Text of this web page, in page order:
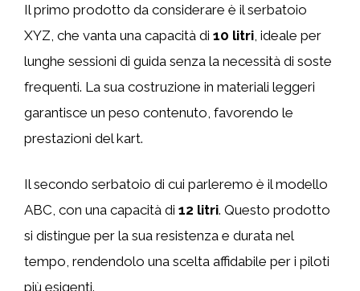
Il primo prodotto da considerare è il serbatoio
XYZ, che vanta una capacità di 10 litri , ideale per
lunghe sessioni di guida senza la necessità di soste
frequenti. La sua costruzione in materiali leggeri
garantisce un peso contenuto, favorendo le
prestazioni del kart.
Il secondo serbatoio di cui parleremo è il modello
ABC, con una capacità di 12 litri. Questo prodotto
si distingue per la sua resistenza e durata nel
tempo, rendendolo una scelta affidabile per i piloti
più esigenti.